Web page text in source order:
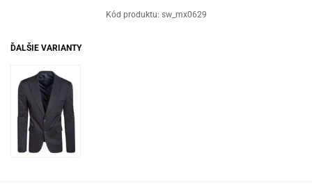
Kód produktu: sw_mx0629
ĎALŠIE VARIANTY